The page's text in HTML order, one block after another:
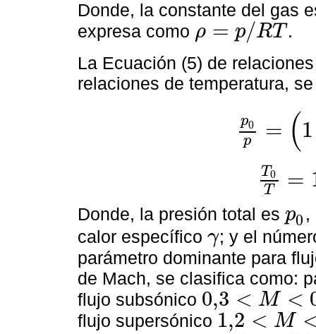
Donde, la constante del gas
expresa como ρ = p/RT
ρ=p RT
.
La Ecuación (5) de
relaciones de temperatura,
p0
p = (1
p0p= +γ-1 M 2γγ
T0
T =
T0T= +γ-1
Donde, la presión total es p0
p0
,
calor específico γ
γ
; y el
parámetro dominante para
de Mach, se clasifica como:
flujo subsónico 0,3 < M <
0,3<M< 0,8
flujo supersónico 1,2 < M
1,2<M< 3